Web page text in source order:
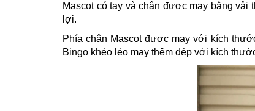
Mascot có tay và chân được may bằng vải
lợi.
Phía chân Mascot được may với kích
Bingo khéo léo may thêm dép với kích